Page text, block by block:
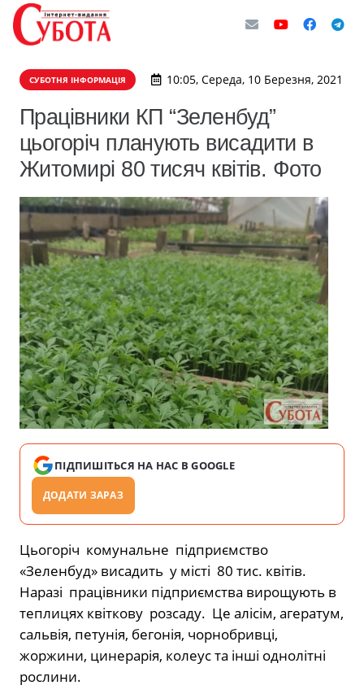
СУБОТНЯ ІНФОРМАЦІЯ 10:05, Середа, 10 Березня, 2021
Працівники КП “Зеленбуд”
цьогоріч планують висадити в
Житомирі 80 тисяч квітів. Фото
ПІДПИШІТЬСЯ НА НАС В GOOGLE
ДОДАТИ ЗАРАЗ
Цьогоріч комунальне підприємство
«Зеленбуд» висадить у місті 80 тис. квітів.
Наразі працівники підприємства вирощують в
теплицях квіткову розсаду. Це алісім, агератум,
сальвія, петунія, бегонія, чорнобривці,
жоржини, цинерарія, колеус та інші однолітні
рослини.